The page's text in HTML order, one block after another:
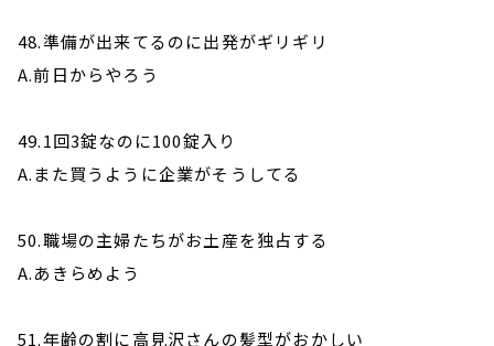
48.準備が出来てるのに出発がギリギリ
A.前日からやろう
49.1回3錠なのに100錠入り
A.また買うように企業がそうしてる
50.職場の主婦たちがお土産を独占する
A.あきらめよう
51.年齢の割に高見沢さんの髪型がおかしい